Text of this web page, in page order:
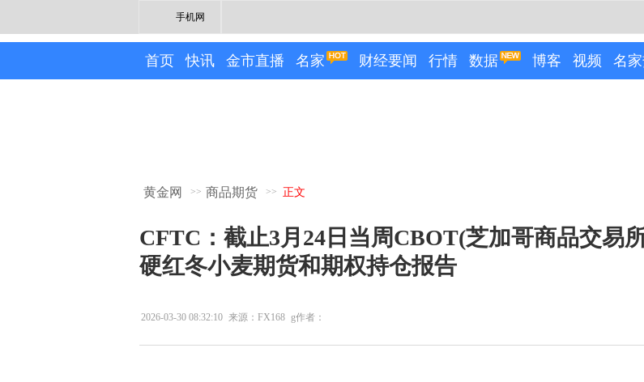
手机网
首页 快讯 金市直播 名家 财经要闻 行情 数据 博客 视频 名
黄金网 >> 商品期货 >> 正文
CFTC：截止3月24日当周CBOT(芝加哥商品交易
硬红冬小麦期货和期权持仓报告
2026-03-30 08:32:10 来源：FX168 g作者：